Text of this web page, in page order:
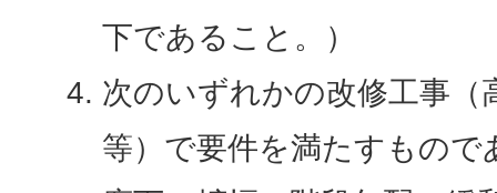
下であること。）
次のいずれかの改修工事（
等）で要件を満たすもので